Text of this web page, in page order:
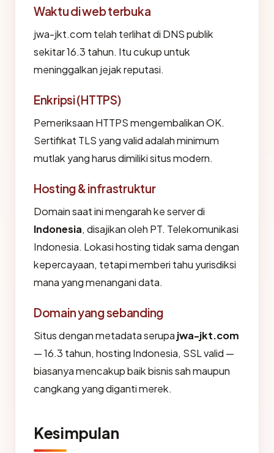
Waktu di web terbuka
jwa-jkt.com telah terlihat di DNS publik
sekitar 16.3 tahun. Itu cukup untuk
meninggalkan jejak reputasi.
Enkripsi (HTTPS)
Pemeriksaan HTTPS mengembalikan OK.
Sertifikat TLS yang valid adalah minimum
mutlak yang harus dimiliki situs modern.
Hosting & infrastruktur
Domain saat ini mengarah ke server di
Indonesia, disajikan oleh PT. Telekomunikasi
Indonesia. Lokasi hosting tidak sama dengan
kepercayaan, tetapi memberi tahu yurisdiksi
mana yang menangani data.
Domain yang sebanding
Situs dengan metadata serupa jwa-jkt.com
— 16.3 tahun, hosting Indonesia, SSL valid —
biasanya mencakup baik bisnis sah maupun
cangkang yang diganti merek.
Kesimpulan